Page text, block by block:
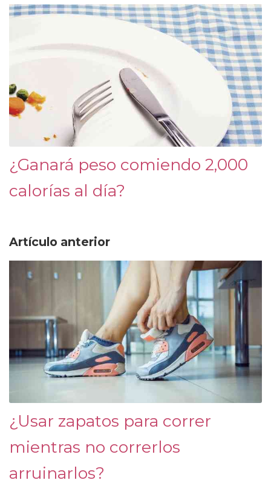
¿Ganará peso comiendo 2,000
calorías al día?
Artículo anterior
¿Usar zapatos para correr
mientras no correrlos
arruinarlos?